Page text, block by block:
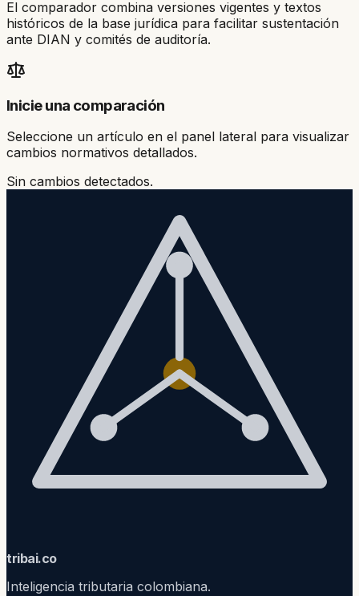
El comparador combina versiones vigentes y textos
históricos de la base jurídica para facilitar sustentación
ante DIAN y comités de auditoría.
Inicie una comparación
Seleccione un artículo en el panel lateral para visualizar
cambios normativos detallados.
Sin cambios detectados.
tribai.co
Inteligencia tributaria colombiana.